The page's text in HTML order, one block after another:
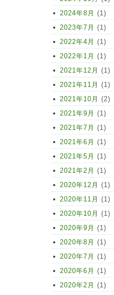
2024年8月 (1)
2023年7月 (1)
2022年4月 (1)
2022年1月 (1)
2021年12月 (1)
2021年11月 (1)
2021年10月 (2)
2021年9月 (1)
2021年7月 (1)
2021年6月 (1)
2021年5月 (1)
2021年2月 (1)
2020年12月 (1)
2020年11月 (1)
2020年10月 (1)
2020年9月 (1)
2020年8月 (1)
2020年7月 (1)
2020年6月 (1)
2020年2月 (1)